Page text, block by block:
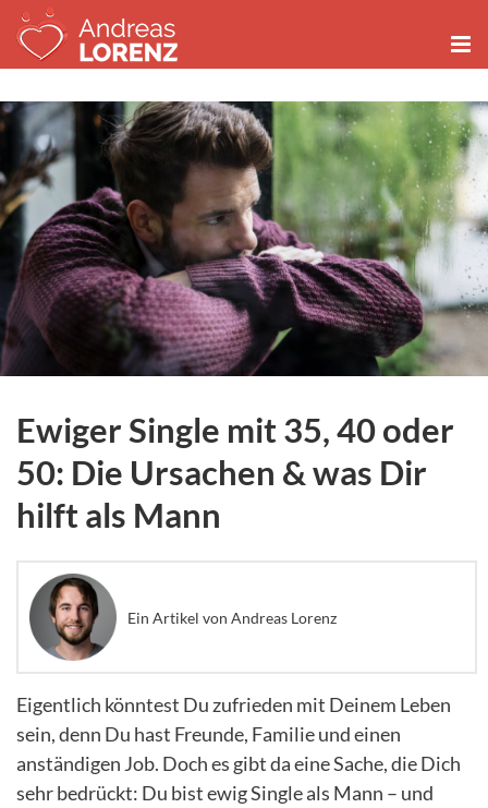
Zum
Inhalt
springen
Ewiger Single mit 35, 40 oder
50: Die Ursachen & was Dir
hilft als Mann
Ein Artikel von Andreas Lorenz
Eigentlich könntest Du zufrieden mit Deinem Leben
sein, denn Du hast Freunde, Familie und einen
anständigen Job. Doch es gibt da eine Sache, die Dich
sehr bedrückt: Du bist ewig Single als Mann – und